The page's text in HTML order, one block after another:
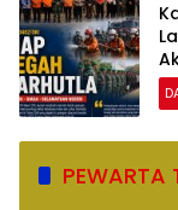
PEWARTA